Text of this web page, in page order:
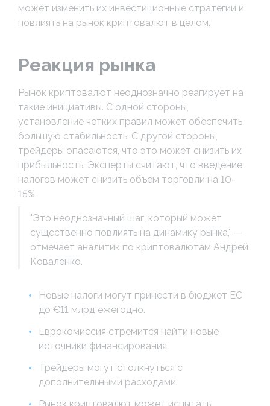
может изменить их инвестиционные стратегии и
повлиять на рынок криптовалют в целом.
Реакция рынка
Рынок криптовалют неоднозначно реагирует на
такие инициативы. С одной стороны,
установление четких правил может обеспечить
большую стабильность. С другой стороны,
трейдеры опасаются, что это может снизить их
прибыльность. Эксперты считают, что введение
налогов может снизить объем торговли на 10-
15%.
"Это неоднозначный шаг, который может
существенно повлиять на динамику рынка," —
отмечает аналитик по криптовалютам Андрей
Коваленко.
Новые налоги могут принести в бюджет ЕС
до €11 млрд ежегодно.
Еврокомиссия стремится найти новые
источники финансирования.
Трейдеры могут столкнуться с
дополнительными расходами.
Рынок криптовалют может испытать